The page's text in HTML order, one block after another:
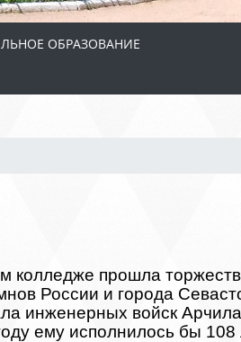
ОБРАЗОВАНИЕ
колледже прошла
России и города
инженерных войск
ему исполнилось бы 108